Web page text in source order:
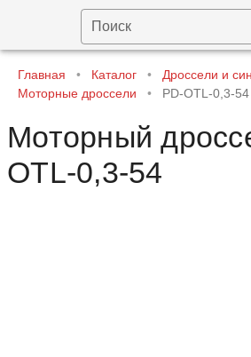
Поиск
Главная • Каталог • Дроссели и
Моторные дроссели
• PD-OTL-0,3-54
Моторный
OTL-0,3-54